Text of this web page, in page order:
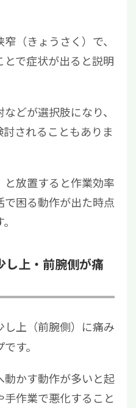
（きょうさく）で、
で症状が出ると説明
どが選択肢になり、
されることもありま
と放置すると作業効率
困る動作が出た時点
し上・前腕側が痛
し上（前腕側）に痛み
す。
かす動作が多いと起
作業で悪化すること